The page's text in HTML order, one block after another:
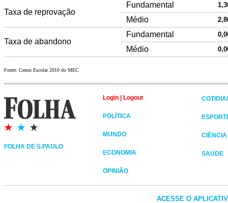
Taxa de reprovação
Fundamental
Médio
Taxa de abandono
Fundamental
Médio
Fonte: Censo Escolar 2010 do MEC
FOLHA DE S.PAULO
Login Logout
POLÍTICA
MUNDO
ECONOMIA
OPINIÃO
CIÊNCIA
SAÚDE
ACESSE O